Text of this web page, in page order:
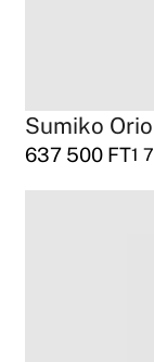
Sumiko
637 500 FT1